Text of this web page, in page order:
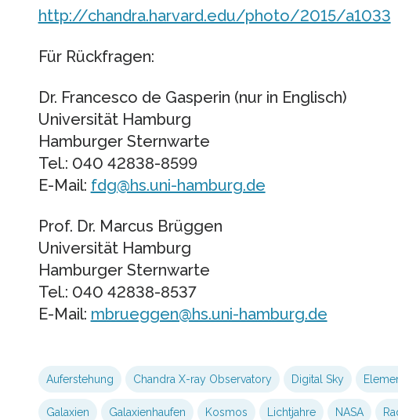
http://chandra.harvard.edu/photo/2015/a1033
Für Rückfragen:
Dr. Francesco de Gasperin (nur in Englisch)
Universität Hamburg
Hamburger Sternwarte
Tel.: 040 42838-8599
E-Mail: fdg@hs.uni-hamburg.de
Prof. Dr. Marcus Brüggen
Universität Hamburg
Hamburger Sternwarte
Tel.: 040 42838-8537
E-Mail: mbrueggen@hs.uni-hamburg.de
Auferstehung Chandra X-ray Observatory Digital Sky
Galaxien Galaxienhaufen Kosmos Lichtjahre NASA